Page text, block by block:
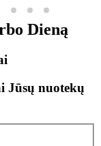
Dieną
Jūsų nuotekų